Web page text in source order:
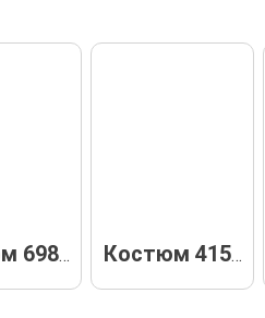
Костюм 69868 Костюм 41554